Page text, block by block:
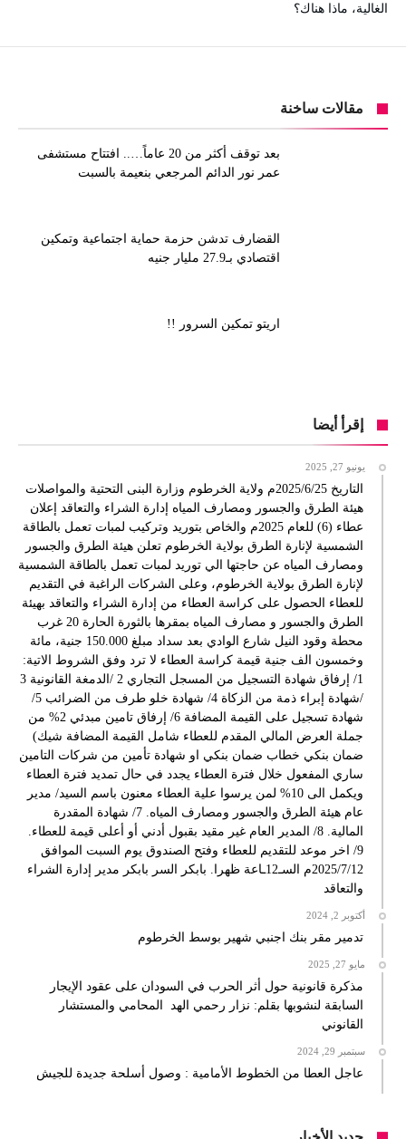
الغالية، ماذا هناك؟
مقالات ساخنة
بعد توقف أكثر من 20 عاماً….. افتتاح مستشفى
عمر نور الدائم المرجعي بنعيمة بالسبت
القضارف تدشن حزمة حماية اجتماعية وتمكين
اقتصادي بـ27.9 مليار جنيه
اريتو تمكين السرور !!
إقرأ أيضا
يونيو 27, 2025
التاريخ 2025/6/25م ولاية الخرطوم وزارة البنى التحتية والمواصلات
هيئة الطرق والجسور ومصارف المياه إدارة الشراء والتعاقد إعلان
عطاء (6) للعام 2025م والخاص بتوريد وتركيب لمبات تعمل بالطاقة
الشمسية لإنارة الطرق بولاية الخرطوم تعلن هيئة الطرق والجسور
ومصارف المياه عن حاجتها الي توريد لمبات تعمل بالطاقة الشمسية
لإنارة الطرق بولاية الخرطوم، وعلى الشركات الراغبة في التقديم
للعطاء الحصول على كراسة العطاء من إدارة الشراء والتعاقد بهيئة
الطرق والجسور و مصارف المياه بمقرها بالثورة الحارة 20 غرب
محطة وقود النيل شارع الوادي بعد سداد مبلغ 150.000 جنية، مائة
وخمسون الف جنية قيمة كراسة العطاء لا ترد وفق الشروط الاتية:
1/ إرفاق شهادة التسجيل من المسجل التجاري 2 /الدمغة القانونية 3
/شهادة إبراء ذمة من الزكاة 4/ شهادة خلو طرف من الضرائب 5/
شهادة تسجيل على القيمة المضافة 6/ إرفاق تامين مبدئي 2% من
جملة العرض المالي المقدم للعطاء شامل القيمة المضافة شيك)
ضمان بنكي خطاب ضمان بنكي او شهادة تأمين من شركات التامين
ساري المفعول خلال فترة العطاء يجدد في حال تمديد فترة العطاء
ويكمل الى 10% لمن يرسوا علية العطاء معنون باسم السيد/ مدير
عام هيئة الطرق والجسور ومصارف المياه. 7/ شهادة المقدرة
المالية. 8/ المدير العام غير مقيد بقبول أدني أو أعلى قيمة للعطاء.
9/ اخر موعد للتقديم للعطاء وفتح الصندوق يوم السبت الموافق
2025/7/12م السـ12ـاعة ظهرا. بابكر السر بابكر مدير إدارة الشراء
والتعاقد
أكتوبر 2, 2024
تدمير مقر بنك اجنبي شهير بوسط الخرطوم
مايو 27, 2025
مذكرة قانونية حول أثر الحرب في السودان على عقود الإيجار
السابقة لنشوبها بقلم: نزار رحمي الهد المحامي والمستشار
القانوني
سبتمبر 29, 2024
عاجل العطا من الخطوط الأمامية : وصول أسلحة جديدة للجيش